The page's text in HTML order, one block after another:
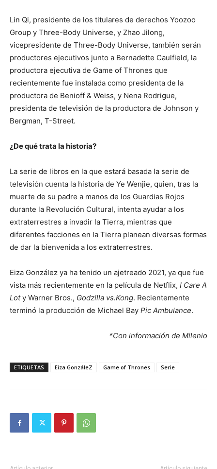
Lin Qi, presidente de los titulares de derechos Yoozoo
Group y Three-Body Universe, y Zhao Jilong,
vicepresidente de Three-Body Universe, también serán
productores ejecutivos junto a Bernadette Caulfield, la
productora ejecutiva de Game of Thrones que
recientemente fue instalada como presidenta de la
productora de Benioff & Weiss, y Nena Rodrigue,
presidenta de televisión de la productora de Johnson y
Bergman, T-Street.
¿De qué trata la historia?
La serie de libros en la que estará basada la serie de
televisión cuenta la historia de Ye Wenjie, quien, tras la
muerte de su padre a manos de los Guardias Rojos
durante la Revolución Cultural, intenta ayudar a los
extraterrestres a invadir la Tierra, mientras que
diferentes facciones en la Tierra planean diversas formas
de dar la bienvenida a los extraterrestres.
Eiza González ya ha tenido un ajetreado 2021, ya que fue
vista más recientemente en la película de Netflix, I Care A
Loty Warner Bros., Godzilla vs.Kong. Recientemente
terminó la producción de Michael Bay Pic Ambulance.
*Con información de Milenio
ETIQUETAS Eiza GonzáleZ Game of Thrones Serie